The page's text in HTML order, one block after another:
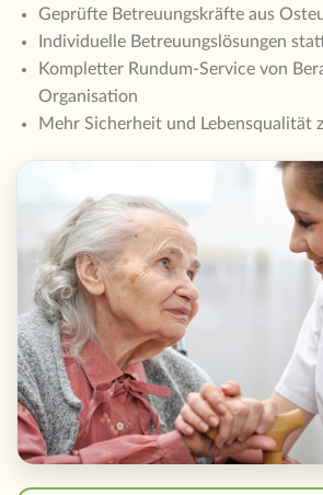
Geprüfte Betreuungskräfte aus
Individuelle Betreuungslösungen
Kompletter Rundum-Service von
Organisation
Mehr Sicherheit und Lebensqualität